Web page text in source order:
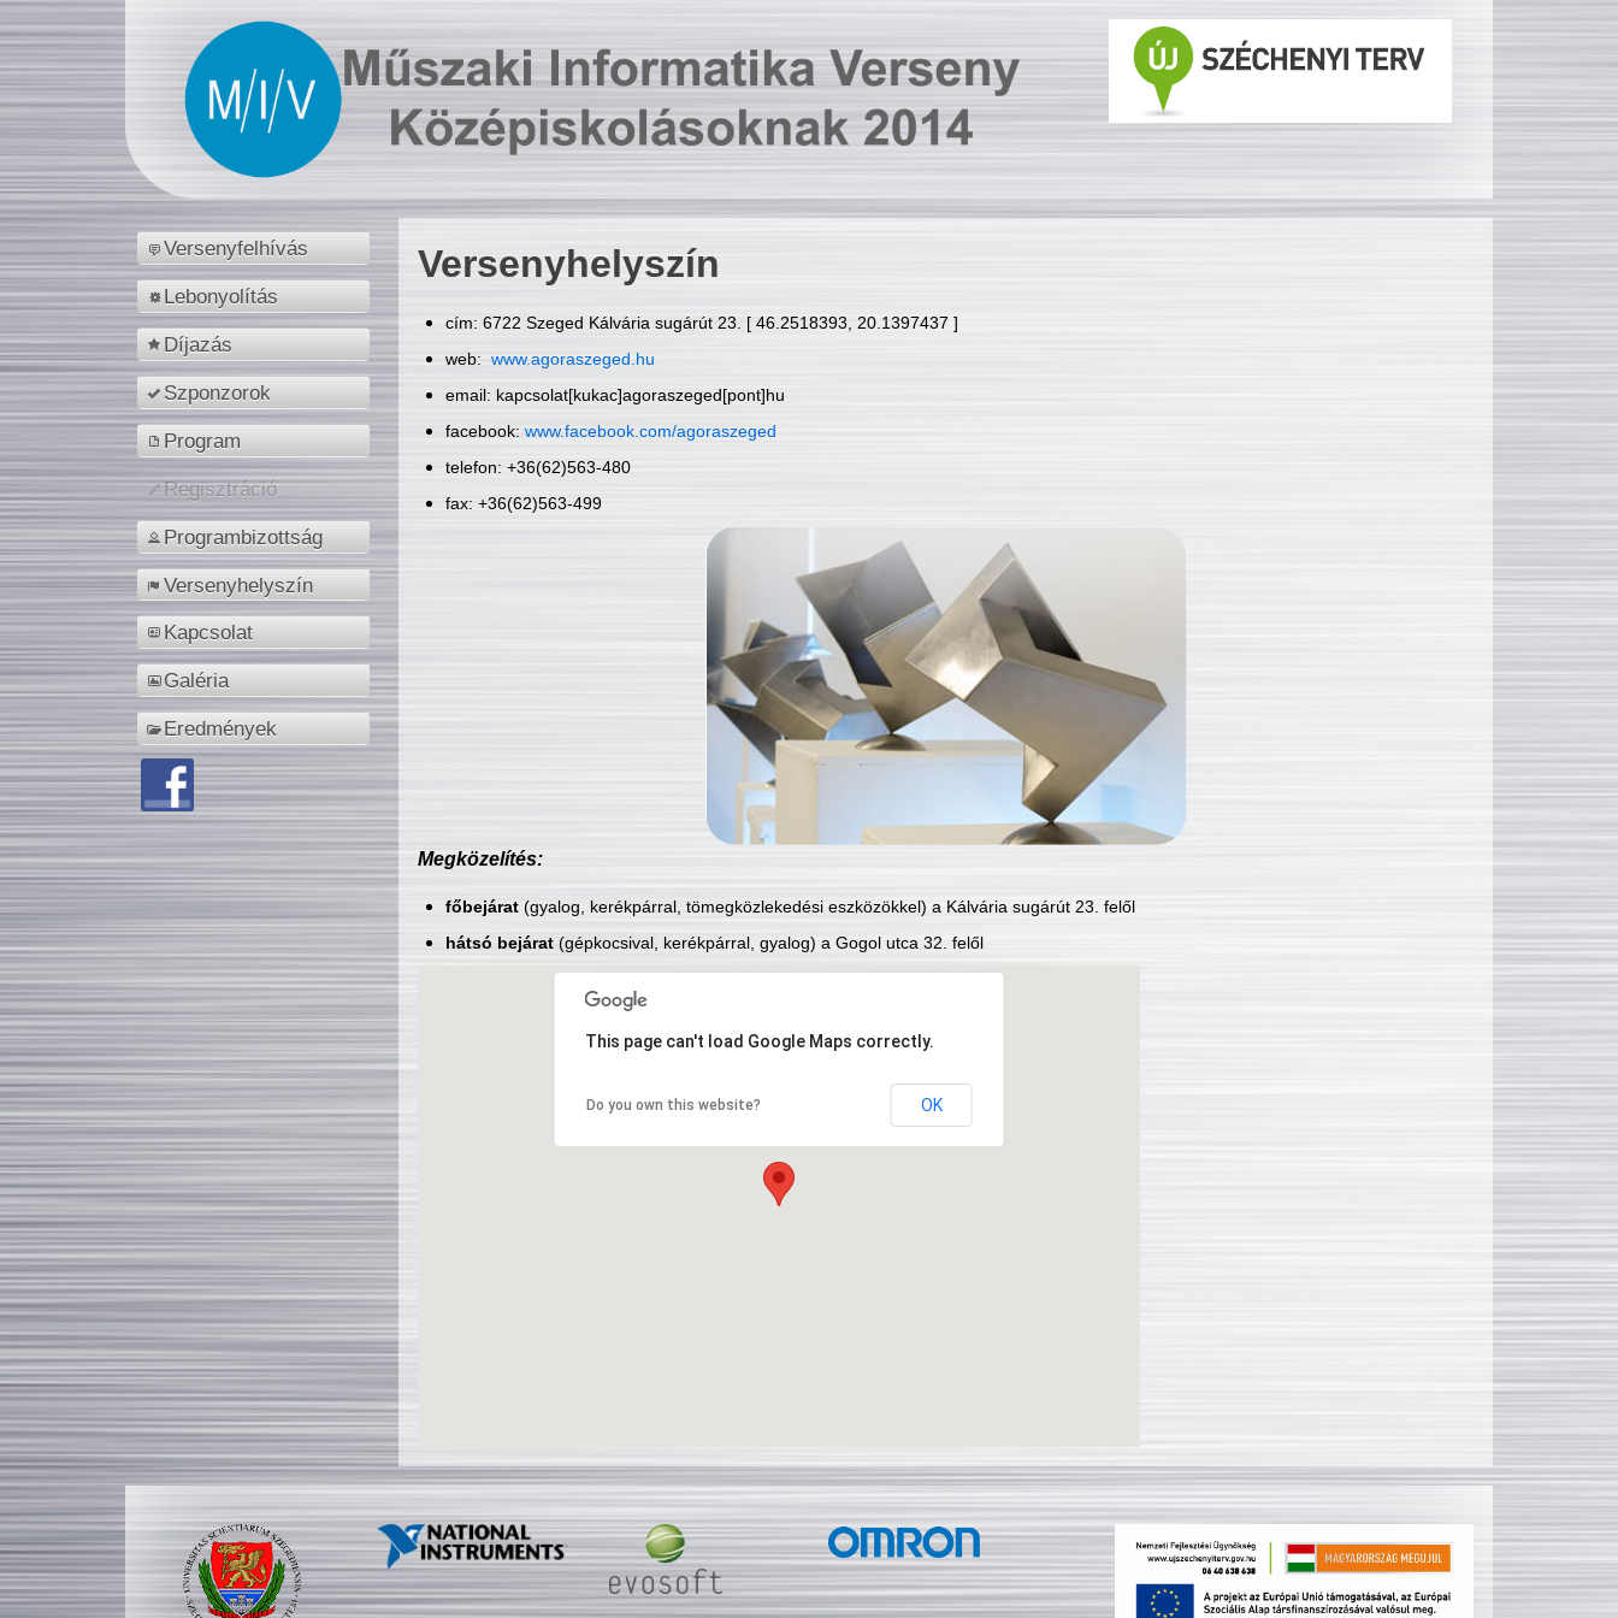
Versenyfelhívás
Lebonyolítás
Díjazás
Szponzorok
Program
Regisztráció
Programbizottság
Versenyhelyszín
Kapcsolat
Galéria
Eredmények
Versenyhelyszín
cím: 6722 Szeged Kálvária sugárút 23. [ 46.2518393, 20.1397437 ]
web: www.agoraszeged.hu
email: kapcsolat[kukac]agoraszeged[pont]hu
facebook: www.facebook.com/agoraszeged
telefon: +36(62)563-480
fax: +36(62)563-499
Megközelítés:
főbejárat(gyalog, kerékpárral, tömegközlekedési eszközökkel) a Kálvária sugárút 23. felől
hátsó bejárat(gépkocsival, kerékpárral, gyalog) a Gogol utca 32. felől
This page can't load Google Maps correctly.
Do you own this website? OK